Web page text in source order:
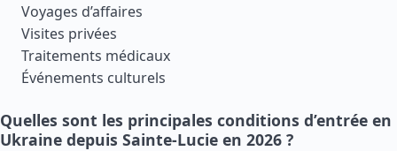
Voyages d’affaires
Visites privées
Traitements médicaux
Événements culturels
Quelles sont les principales conditions d’entrée en
Ukraine depuis Sainte-Lucie en 2026 ?